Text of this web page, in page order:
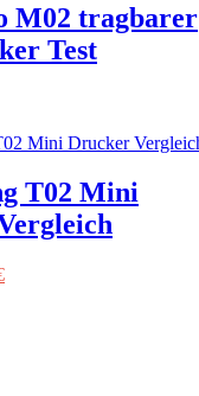
M02 tragbarer
Test
T02 Mini
Aktueller